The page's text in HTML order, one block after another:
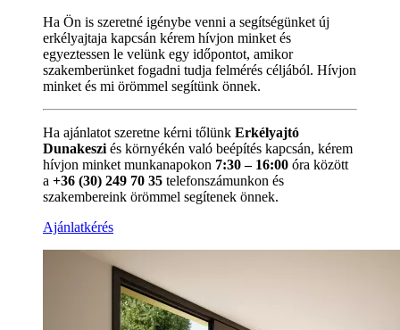
Ha Ön is szeretné igénybe venni a segítségünket új
erkélyajtaja kapcsán kérem hívjon minket és
egyeztessen le velünk egy időpontot, amikor
szakemberünket fogadni tudja felmérés céljából. Hívjon
minket és mi örömmel segítünk önnek.
Ha ajánlatot szeretne kérni tőlünk Erkélyajtó
Dunakeszi és környékén való beépítés kapcsán, kérem
hívjon minket munkanapokon 7:30 – 16:00 óra között
a +36 (30) 249 70 35 telefonszámunkon és
szakembereink örömmel segítenek önnek.
Ajánlatkérés